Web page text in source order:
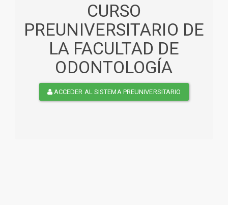
CURSO
PREUNIVERSITARIO DE
LA FACULTAD DE
ODONTOLOGÍA
ACCEDER AL SISTEMA PREUNIVERSITARIO